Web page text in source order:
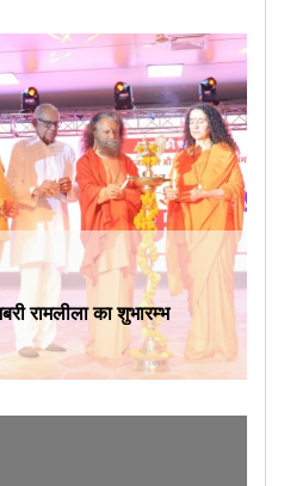
रामलीला का शुभारम्भ